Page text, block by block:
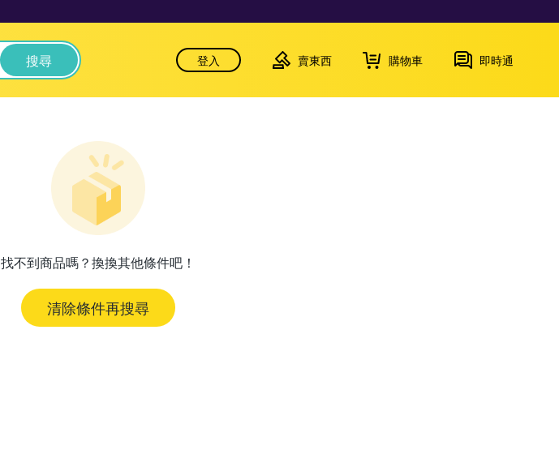
搜尋 登入 賣東西 購物車 即時通
找不到商品嗎？換換其他條件吧！
清除條件再搜尋